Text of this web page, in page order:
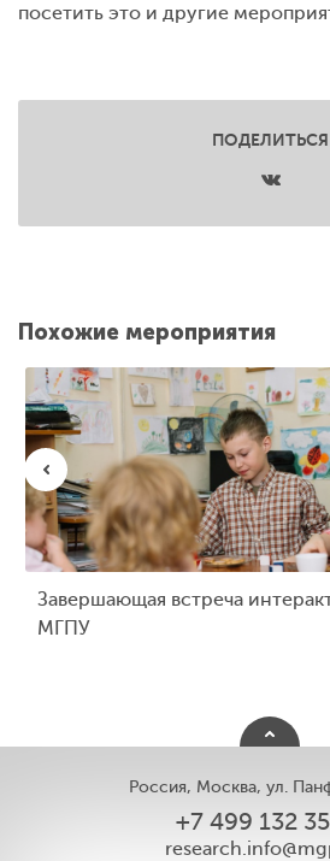
посетить это и другие
ПОДЕЛИТЬСЯ
Похожие мероприятия
Завершающая встреча
МГПУ
Россия, Москва, ул.
+7 499 132